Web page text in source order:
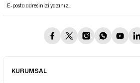
KURUMSAL